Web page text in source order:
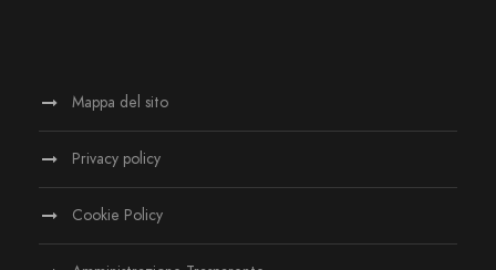
Mappa del sito
Privacy policy
Cookie Policy